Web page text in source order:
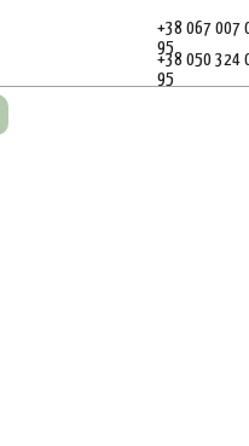
+38 067 007
95
+38 050 324
95